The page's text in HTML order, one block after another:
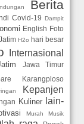
Berita
Covid-19 Dampit
English Foto
H2o hari besar
Internasional
Jawa Timur
Karangploso
Kepanjen
Kuliner
lain-
Murah Musik